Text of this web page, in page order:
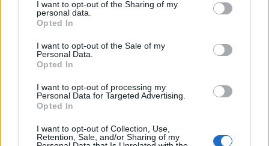
I want to opt-out of the Sharing of my
personal data.
Opted In
I want to opt-out of the Sale of my
Personal Data.
Opted In
I want to opt-out of processing my
Personal Data for Targeted Advertising.
Opted In
I want to opt-out of Collection, Use,
Retention, Sale, and/or Sharing of my
The New V.I.P.’s
comico prodotto da Amazon è un po' il
sogno proibito di ogni dipendente.
riguarda un gruppo di impiegati di
il controllo di una grande